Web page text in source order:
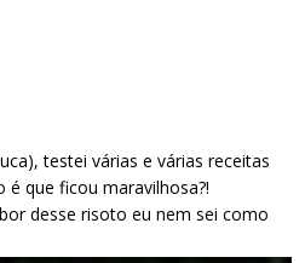
testei várias e várias receitas
que ficou maravilhosa?!
desse risoto eu nem sei como